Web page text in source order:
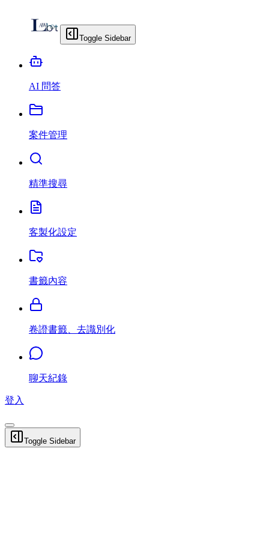
Toggle Sidebar
AI 問答
案件管理
精準搜尋
客製化設定
書籤內容
卷證書籤、去識別化
聊天紀錄
登入
Toggle Sidebar